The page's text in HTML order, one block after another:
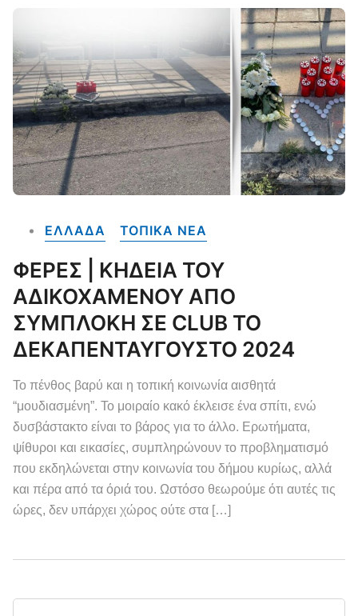
ΕΛΛΑΔΑ ΤΟΠΙΚΑ NEA
ΦΕΡΕΣ | ΚΗΔΕΙΑ ΤΟΥ
ΑΔΙΚΟΧΑΜΕΝΟΥ ΑΠΟ
ΣΥΜΠΛΟΚΗ ΣΕ CLUB ΤΟ
ΔΕΚΑΠΕΝΤΑΥΓΟΥΣΤΟ 2024
Το πένθος βαρύ και η τοπική κοινωνία αισθητά
“μουδιασμένη”. Το μοιραίο κακό έκλεισε ένα σπίτι, ενώ
δυσβάστακτο είναι το βάρος για το άλλο. Ερωτήματα,
ψίθυροι και εικασίες, συμπληρώνουν το προβληματισμό
που εκδηλώνεται στην κοινωνία του δήμου κυρίως, αλλά
και πέρα από τα όριά του. Ωστόσο θεωρούμε ότι αυτές τις
ώρες, δεν υπάρχει χώρος ούτε στα […]